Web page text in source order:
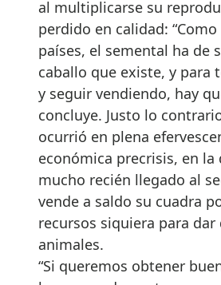
al multiplicarse su
perdido en calidad:
países, el semental ha de
caballo que existe, y para
y seguir vendiendo, hay
concluye. Justo lo
ocurrió en plena
económica precrisis, en la
mucho recién llegado al
vende a saldo su cuadra
recursos siquiera para dar
animales.
“Si queremos obtener